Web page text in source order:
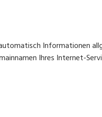
Informationen
Ihres Internet-